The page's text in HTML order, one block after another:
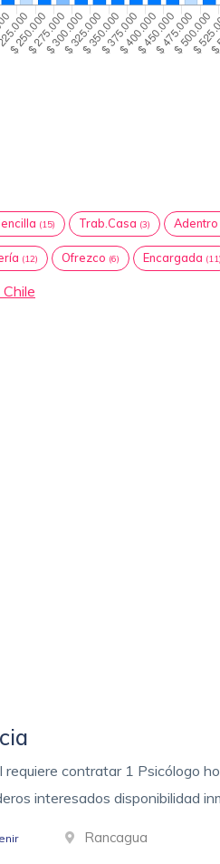
(15) Trab.Casa (3) Adentro
(12) Ofrezco (6) Encargada (11)
contratar 1 Psicólogo
interesados disponibilidad
Rancagua